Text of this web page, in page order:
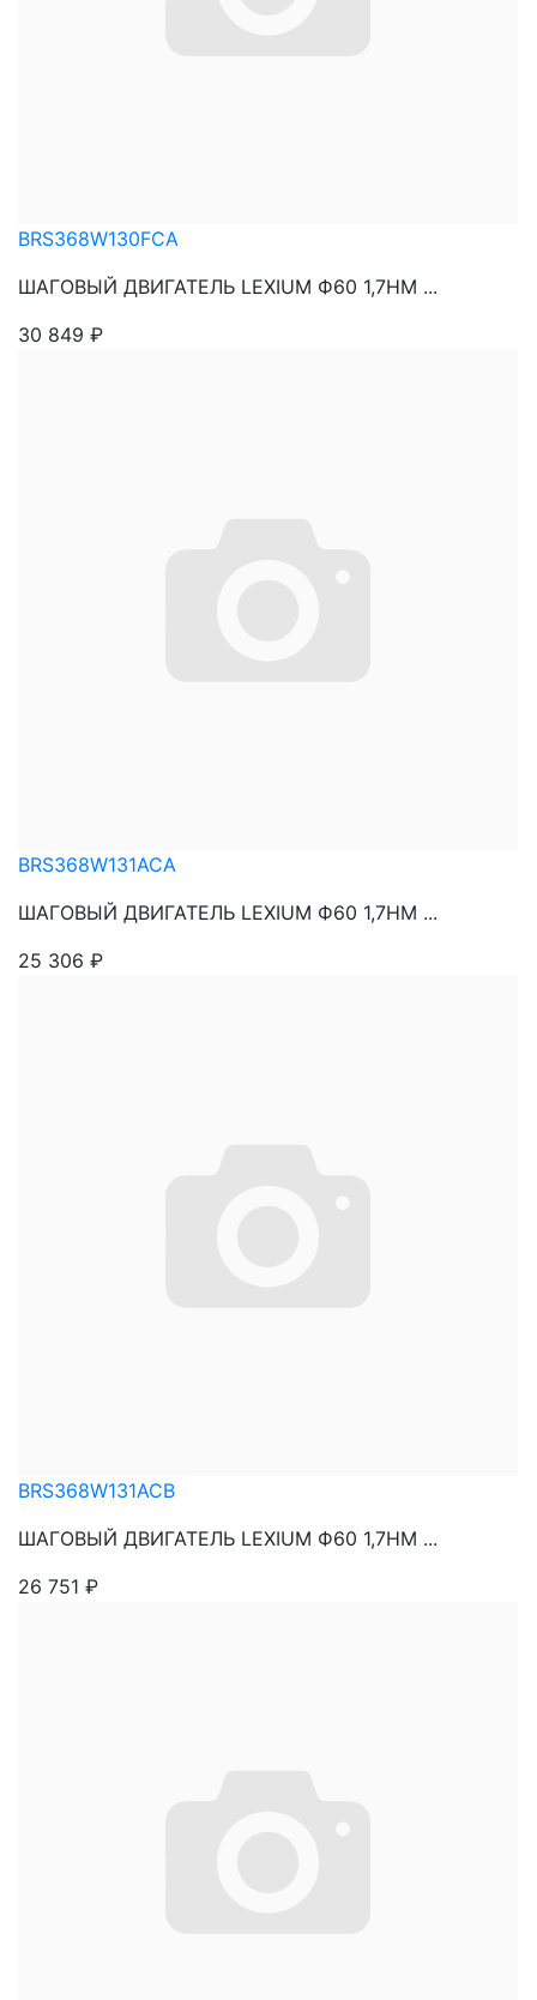
BRS368W130FCA
ШАГОВЫЙ ДВИГАТЕЛЬ LEXIUM Ф60 1,7НМ ...
30 849 ₽
BRS368W131ACA
ШАГОВЫЙ ДВИГАТЕЛЬ LEXIUM Ф60 1,7НМ ...
25 306 ₽
BRS368W131ACB
ШАГОВЫЙ ДВИГАТЕЛЬ LEXIUM Ф60 1,7НМ ...
26 751 ₽